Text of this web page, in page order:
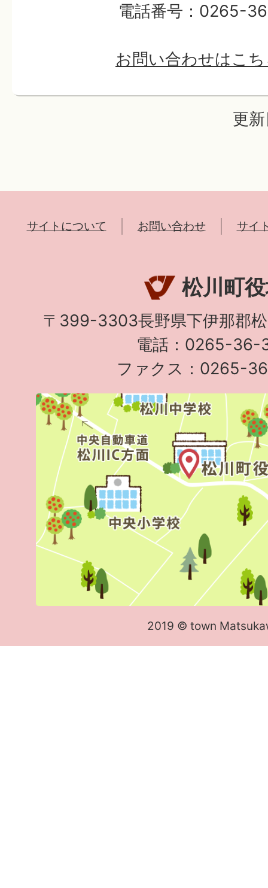
電話番号：0265-
お問い合わせはこ
更
サイトについて お問い合わせ サイ
松川町
〒399-3303長野県下伊那郡
電話：0265-36-
ファクス：0265-
2019 © town